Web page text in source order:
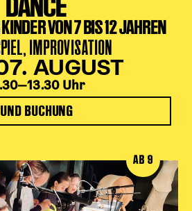
VON 7 BIS 12 JAHREN
IMPROVISATION
AUGUST
Uhr
BUCHUNG
AB 9